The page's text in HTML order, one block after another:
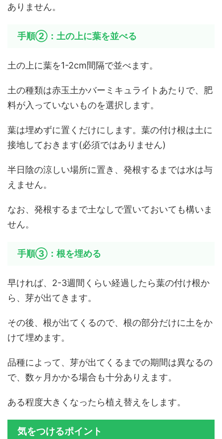
ありません。
手順②：土の上に葉を並べる
土の上に葉を1-2cm間隔で並べます。
土の種類は赤玉土かバーミキュライトあたりで、肥
料が入っていないものを選択します。
葉は埋めずに置くだけにします。葉の付け根は土に
接地しておきます(必須ではありません)
半日陰の涼しい場所に置き、発根するまでは水は与
えません。
なお、発根するまで土なしで置いておいても構いま
せん。
手順③：根を埋める
早ければ、2-3週間くらい経過したら葉の付け根か
ら、芽が出てきます。
その後、根が出てくるので、根の部分だけに土をか
けて埋めます。
品種によって、芽が出てくるまでの期間は異なるの
で、数ヶ月かかる場合も十分ありえます。
ある程度大きくなったら植え替えをします。
気をつけるポイント